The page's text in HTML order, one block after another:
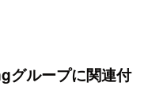
ループに関連付